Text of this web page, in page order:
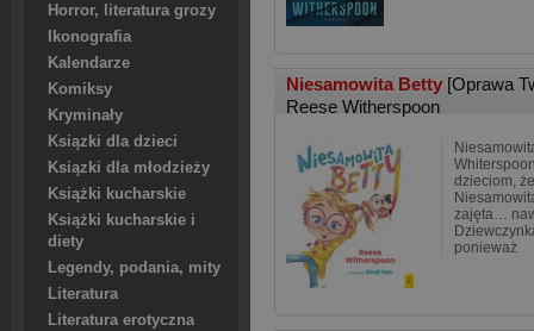
Horror, literatura grozy
Ikonografia
Kalendarze
Komiksy
Kryminały
Ksiązki dla dzieci
Ksiązki dla młodzieży
Książki kucharskie
Książki kucharskie i
diety
Legendy, podania, mity
Literatura
Literatura erotyczna
Niesamowita Betty [Oprawa
Reese Witherspoon
dzieciom,
zajęta…
ponieważ